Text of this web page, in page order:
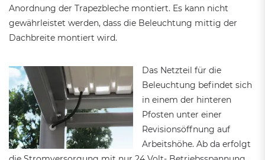
Anordnung der Trapezbleche montiert. Es kann nicht
gewährleistet werden, dass die Beleuchtung mittig der
Dachbreite montiert wird.
Das Netzteil für die
Beleuchtung befindet sich
in einem der hinteren
Pfosten unter einer
Revisionsöffnung auf
Arbeitshöhe. Ab da erfolgt